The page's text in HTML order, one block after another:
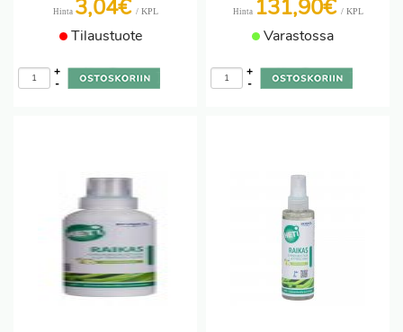
Hinta 3,04€ / KPL
Tilaustuote
-
+
Hinta 131,90€ / KPL
Varastossa
-
+